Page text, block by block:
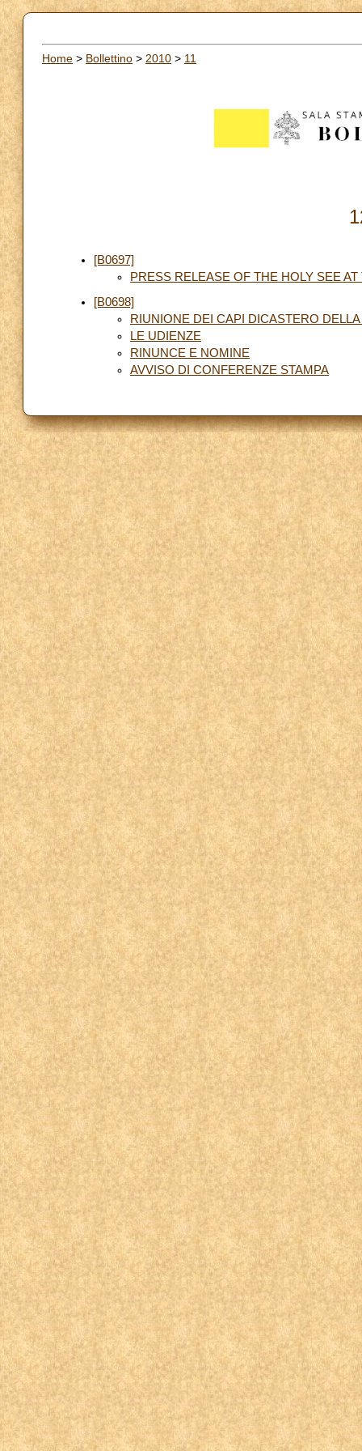
Home > Bollettino > 2010 > 11
[B0697]
PRESS RELEASE OF THE HOLY SEE
[B0698]
RIUNIONE DEI CAPI DICASTERO
LE UDIENZE
RINUNCE E NOMINE
AVVISO DI CONFERENZE STAMPA